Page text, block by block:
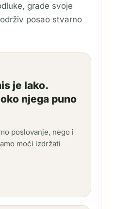
grade svoje
posao stvarno
je lako.
njega puno
poslovanje, nego i
moći izdržati